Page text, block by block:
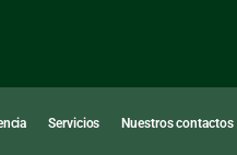
Servicios Nuestros contactos